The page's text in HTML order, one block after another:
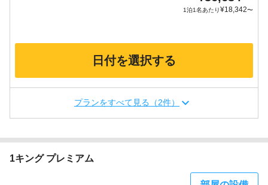
1泊1名あたり¥18,342〜
日付を選択する
プランをすべて見る（2件）
1キング プレミアム